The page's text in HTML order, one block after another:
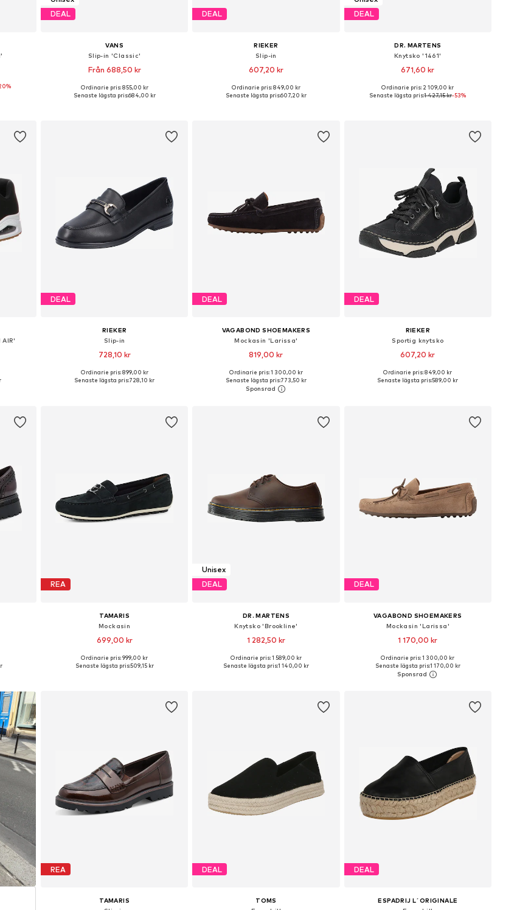
DEAL
VANS
Slip-in 'Classic'
Från 688,50 kr
+3
Tillgänglig i många storlekar
Ordinarie pris: 855,00 kr
Senaste lägsta pris:684,00 kr
DEAL
RIEKER
Slip-in
607,20 kr
Tillgänglig i många storlekar
Ordinarie pris: 849,00 kr
Senaste lägsta pris:607,20 kr
DEAL
DR. MARTENS
Knytsko '1461'
671,60 kr
Tillgängliga storlekar: 36, 37, 38, 39
Ordinarie pris: 2 109,00 kr
Senaste lägsta pris:1 427,15 kr-53%
AIR'
DEAL
RIEKER
Slip-in
728,10 kr
Tillgänglig i många storlekar
Ordinarie pris: 899,00 kr
Senaste lägsta pris:728,10 kr
DEAL
VAGABOND SHOEMAKERS
Mockasin 'Larissa'
819,00 kr
Tillgängliga storlekar: 36, 37, 38, 39, 40, 41
Lägg till i varukorgen
Ordinarie pris: 1 300,00 kr
Senaste lägsta pris:773,50 kr
DEAL
RIEKER
Sportig knytsko
607,20 kr
+3
Tillgänglig i många storlekar
Ordinarie pris: 849,00 kr
Senaste lägsta pris:589,00 kr
REA
TAMARIS
Mockasin
699,00 kr
+ 3
Tillgängliga storlekar: 37, 38, 39, 40, 41
Ordinarie pris: 999,00 kr
Senaste lägsta pris:509,15 kr
Unisex
DEAL
DR. MARTENS
Knytsko 'Brookline'
1 282,50 kr
Tillgänglig i många storlekar
Ordinarie pris: 1 589,00 kr
Senaste lägsta pris:1 140,00 kr
DEAL
VAGABOND SHOEMAKERS
Mockasin 'Larissa'
1 170,00 kr
Tillgängliga storlekar: 37, 38, 39, 40, 41
Lägg till i varukorgen
Ordinarie pris: 1 300,00 kr
Senaste lägsta pris:1 170,00 kr
REA
TAMARIS
DEAL
TOMS
DEAL
ESPADRIJ L´ORIGINALE